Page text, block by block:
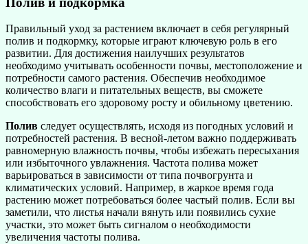
Правильный уход за растением включает в себя регулярный
полив и подкормку, которые играют ключевую роль в его
развитии. Для достижения наилучших результатов
необходимо учитывать особенности почвы, местоположение и
потребности самого растения. Обеспечив необходимое
количество влаги и питательных веществ, вы сможете
способствовать его здоровому росту и обильному цветению.
Полив следует осуществлять, исходя из погодных условий и
потребностей растения. В весной-летом важно поддерживать
равномерную влажность почвы, чтобы избежать пересыхания
или избыточного увлажнения. Частота полива может
варьироваться в зависимости от типа почвогрунта и
климатических условий. Например, в жаркое время года
растению может потребоваться более частый полив. Если вы
заметили, что листья начали вянуть или появились сухие
участки, это может быть сигналом о необходимости
увеличения частоты полива.